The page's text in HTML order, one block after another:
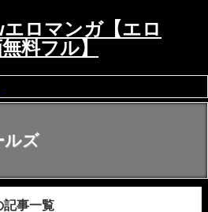
ロマンガ【エロ
料フル】
ルズ
記事一覧